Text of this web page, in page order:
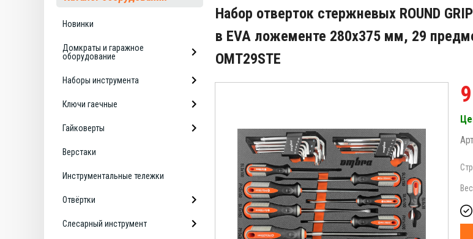
Новинки
Домкраты и гаражное
оборудование
Наборы инструмента
Ключи гаечные
Гайковерты
Верстаки
Инструментальные тележки
Отвёртки
Слесарный инструмент
Набор отверток стержневых ROUND
в EVA ложементе 280х375 мм, 29
OMT29STE